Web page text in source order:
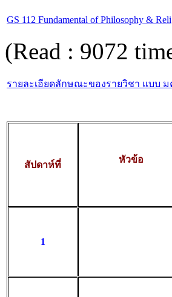
GS 112 Fundamental of Philosophy &
(Read : 9072
รายละเอียดลักษณะของรายวิชา แบบ ม
สัปดาห์ที่
หัวข้อ
1